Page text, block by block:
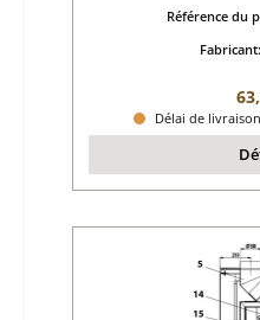
Référence du
Fabricant:
Délai de